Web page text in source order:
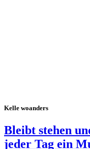
Kelle woanders
Bleibt stehen
jeder Tag ein